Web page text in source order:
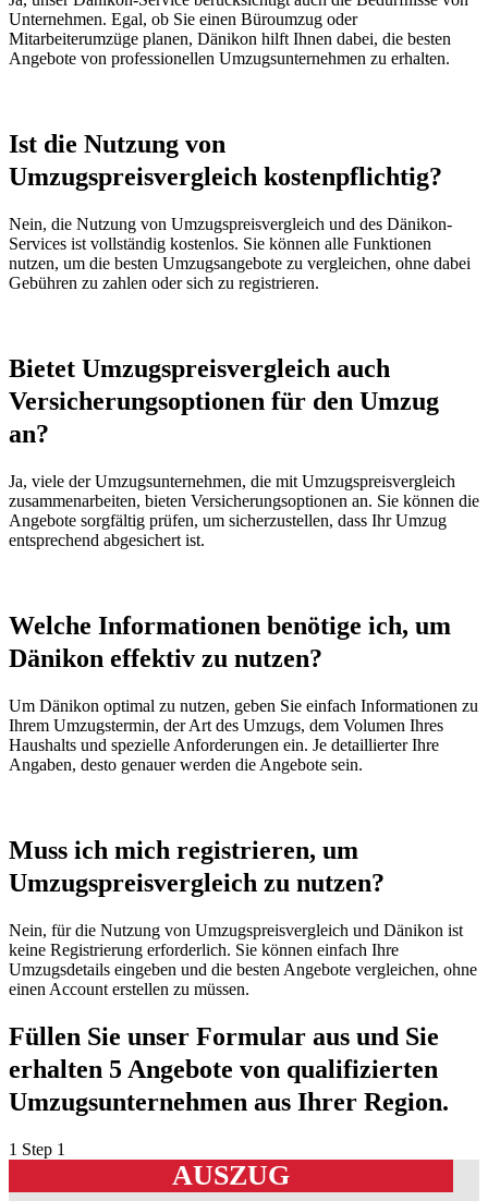
Unternehmen. Egal, ob Sie einen Büroumzug oder
Mitarbeiterumzüge planen, Dänikon hilft Ihnen dabei, die besten
Angebote von professionellen Umzugsunternehmen zu erhalten.
Ist die Nutzung von
Umzugspreisvergleich kostenpflichtig?
Nein, die Nutzung von Umzugspreisvergleich und des Dänikon-
Services ist vollständig kostenlos. Sie können alle Funktionen
nutzen, um die besten Umzugsangebote zu vergleichen, ohne dabei
Gebühren zu zahlen oder sich zu registrieren.
Bietet Umzugspreisvergleich auch
Versicherungsoptionen für den Umzug
an?
Ja, viele der Umzugsunternehmen, die mit Umzugspreisvergleich
zusammenarbeiten, bieten Versicherungsoptionen an. Sie können die
Angebote sorgfältig prüfen, um sicherzustellen, dass Ihr Umzug
entsprechend abgesichert ist.
Welche Informationen benötige ich, um
Dänikon effektiv zu nutzen?
Um Dänikon optimal zu nutzen, geben Sie einfach Informationen zu
Ihrem Umzugstermin, der Art des Umzugs, dem Volumen Ihres
Haushalts und spezielle Anforderungen ein. Je detaillierter Ihre
Angaben, desto genauer werden die Angebote sein.
Muss ich mich registrieren, um
Umzugspreisvergleich zu nutzen?
Nein, für die Nutzung von Umzugspreisvergleich und Dänikon ist
keine Registrierung erforderlich. Sie können einfach Ihre
Umzugsdetails eingeben und die besten Angebote vergleichen, ohne
einen Account erstellen zu müssen.
Füllen Sie unser Formular aus und Sie
erhalten 5 Angebote von qualifizierten
Umzugsunternehmen aus Ihrer Region.
1 Step 1
AUSZUG